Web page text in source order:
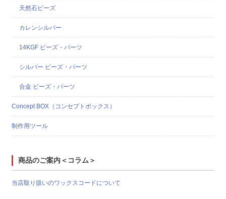
天然石ビーズ
カレンシルバー
14KGF ビーズ・パーツ
シルバー ビーズ・パーツ
合金 ビーズ・パーツ
Concept BOX（コンセプトボックス）
制作用ツール
商品のご案内＜コラム＞
当店取り扱いのワックスコードについて